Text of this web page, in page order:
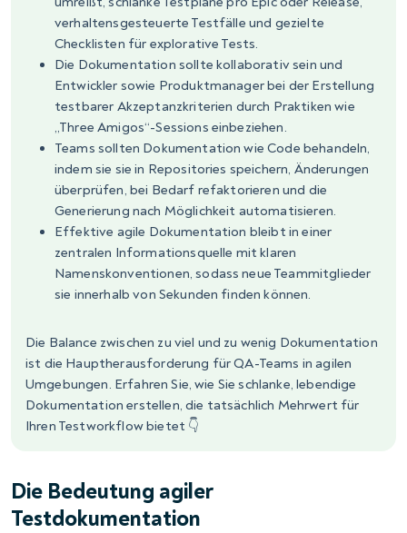
verhaltensgesteuerte Testfälle und gezielte
Checklisten für explorative Tests.
Die Dokumentation sollte kollaborativ sein und
Entwickler sowie Produktmanager bei der Erstellung
testbarer Akzeptanzkriterien durch Praktiken wie
„Three Amigos“-Sessions einbeziehen.
Teams sollten Dokumentation wie Code behandeln,
indem sie sie in Repositories speichern, Änderungen
überprüfen, bei Bedarf refaktorieren und die
Generierung nach Möglichkeit automatisieren.
Effektive agile Dokumentation bleibt in einer
zentralen Informationsquelle mit klaren
Namenskonventionen, sodass neue Teammitglieder
sie innerhalb von Sekunden finden können.
Die Balance zwischen zu viel und zu wenig Dokumentation
ist die Hauptherausforderung für QA-Teams in agilen
Umgebungen. Erfahren Sie, wie Sie schlanke, lebendige
Dokumentation erstellen, die tatsächlich Mehrwert für
Ihren Testworkflow bietet 👇
Die Bedeutung agiler
Testdokumentation